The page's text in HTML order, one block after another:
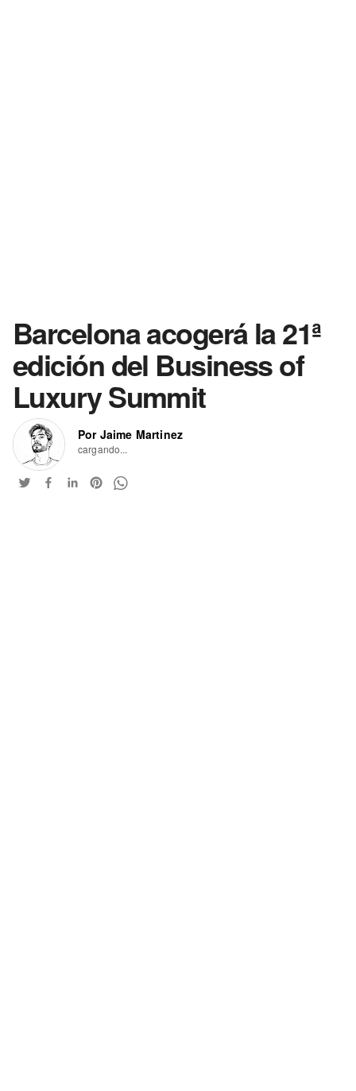
Barcelona acogerá la 21ª
edición del Business of
Luxury Summit
Por Jaime Martinez
cargando...